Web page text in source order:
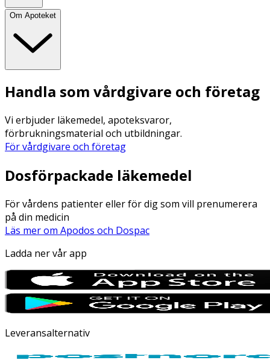
Om Apoteket
Handla som vårdgivare och företag
Vi erbjuder läkemedel, apoteksvaror,
förbrukningsmaterial och utbildningar.
För vårdgivare och företag
Dosförpackade läkemedel
För vårdens patienter eller för dig som vill prenumerera
på din medicin
Läs mer om Apodos och Dospac
Ladda ner vår app
Leveransalternativ